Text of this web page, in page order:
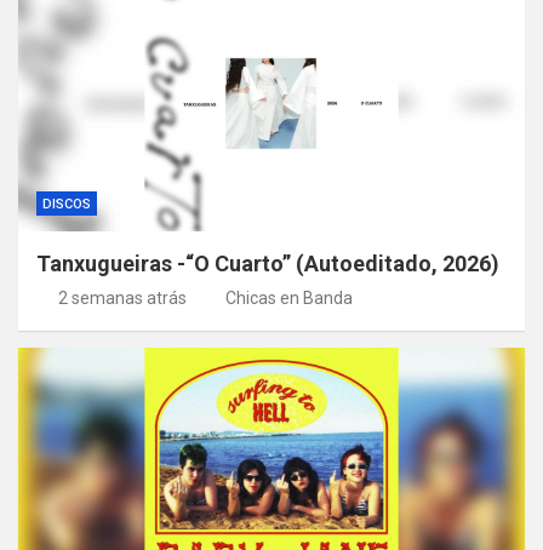
DISCOS
Tanxugueiras -“O Cuarto” (Autoeditado, 2026)
2 semanas atrás Chicas en Banda